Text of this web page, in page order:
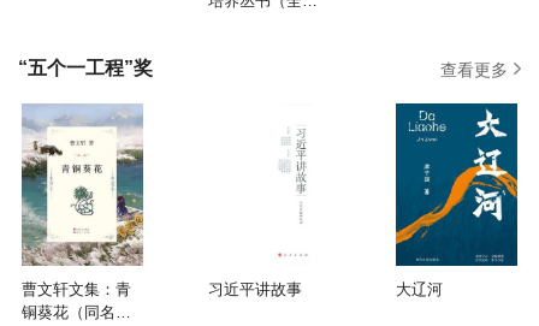
“五个一工程”奖 查看更多
曹文轩文集：青
铜葵花（同名影
习近平讲故事 大辽河